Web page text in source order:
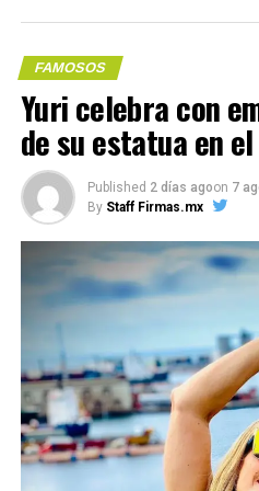
los años, siendo Ricky Martin
más popularidad
después de salir de la
Con información de EFE
Compártelo:
Me gusta esto:
FAMOSOS
Yuri celebra con
de su estatua en
Published 2 días agoon 7
By Staff Firmas.mx